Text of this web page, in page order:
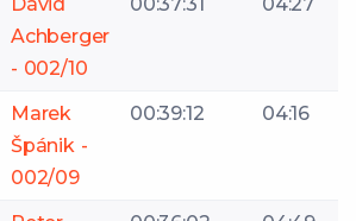
Achberger
- 002/10
Marek
Špánik -
002/09
00:39:12 04:16